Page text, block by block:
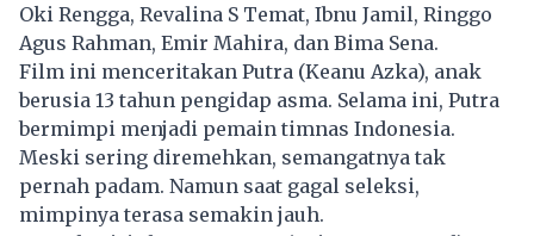
Oki Rengga, Revalina S Temat, Ibnu Jamil, Ringgo
Agus Rahman, Emir Mahira, dan Bima Sena.
Film ini menceritakan Putra (Keanu Azka), anak
berusia 13 tahun pengidap asma. Selama ini, Putra
bermimpi menjadi pemain timnas Indonesia.
Meski sering diremehkan, semangatnya tak
pernah padam. Namun saat gagal seleksi,
mimpinya terasa semakin jauh.